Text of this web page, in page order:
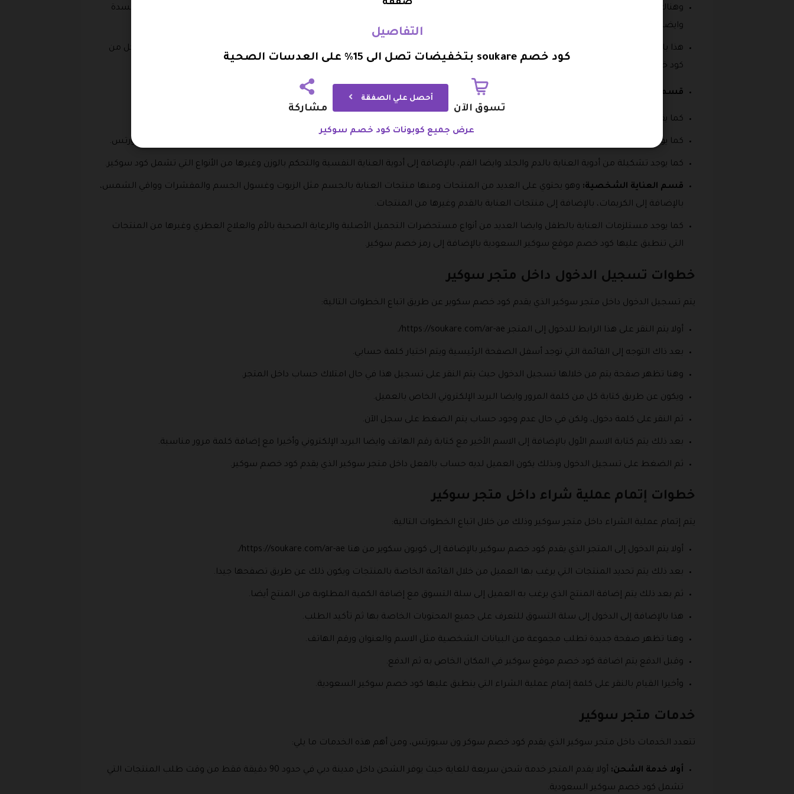
وهناك أيضا في هذا القسم المكملات الغذائية ومنها إنزيمات الهضم والبيوتين، وشاي الأعشاب بالإضافة إلى زيت السمك الأوميغا ومضادات الأكسدة
وايضا جميع منتجات النحل.
هذا بالإضافة إلى وجود الأعشاب الطبيعية مثل الكركم و عشبة الحلبة وزيت زهرة الربيع مكملات الثوم والعديد من المنتجات الأخرى التي يشملها كل من
كود خصم تطبيق سوكير 2026 بالإضافة إلى كوبون خصم سوكير.
قسم الصيدلية: وهو من أضخم الأقسام داخل المتجر الذي يقدم كود خصم سوكير، حيث يحتوي على جميع المستلزمات الطبية.
كما يقدم أدوية الضغط والسكر و السعال وادوية القلب والعظام.
كما يوجد أيضا الإسعافات الأولية وأدوية مقاومة العدوى، وادوية القدم والعناية بالشعر وغيرها من المنتجات التي تشمل كود خصم سوكر ون سبورتس.
كما يوجد تشكيلة من أدوية العناية بالدم والجلد وايضا الفم، بالإضافة إلى أدوية العناية النفسية والتحكم بالوزن وغيرها من الأنواع التي تشمل كود سوكير.
قسم العناية الشخصية: وهو يحتوي على العديد من المنتجات ومنها منتجات العناية بالجسم مثل الزيوت وغسول الجسم والمقشرات وواقي الشمس،
بالإضافة إلى الكريمات، بالإضافة إلى منتجات العناية بالقدم وغيرها من المنتجات.
كما يوجد مستلزمات العناية بالطفل وايضا العديد من أنواع مستحضرات التجميل الأصلية والرعاية الصحية بالأم والعلاج العطري وغيرها من المنتجات
التي تنطبق عليها كود خصم موقع سوكير السعودية بالإضافة إلى رمز خصم سوكير.
خطوات تسجيل الدخول داخل متجر سوكير
يتم تسجيل الدخول داخل متجر سوكير الذي يقدم كود خصم سكوير عن طريق اتباع الخطوات التالية:
أولا يتم النقر على هذا الرابط للدخول إلى المتجر https://soukare.com/ar-ae/.
بعد ذاك التوجه إلى القائمة التي توجد أسفل الصفحة الرئيسية ويتم اختيار كلمة حسابي.
وهنا تظهر صفحة يتم من خلالها تسجيل الدخول حيث يتم النقر على تسجيل هذا في حال امتلاك حساب داخل المتجر.
ويكون عن طريق كتابة كل من كلمة المرور وايضا البريد الإلكتروني الخاص بالعميل.
ثم النقر على كلمة دخول، ولكن في حال عدم وجود حساب يتم الضغط على سجل الآن.
بعد ذلك يتم كتابة الاسم الأول بالإضافة إلى الاسم الأخير مع كتابة رقم الهاتف وايضا البريد الإلكتروني وأخيرا مع إضافة كلمة مرور مناسبة.
ثم الضغط على تسجيل الدخول وبذلك يكون العميل لديه حساب بالفعل داخل متجر سوكير الذي يقدم كود خصم سوكير.
خطوات إتمام عملية شراء داخل متجر سوكير
يتم إتمام عملية الشراء داخل متجر سوكير وذلك من خلال اتباع الخطوات التالية:
أولا يتم الدخول إلى المتجر الذي يقدم كود خصم سوكير بالإضافة إلى كوبون سكوير من هنا https://soukare.com/ar-ae/.
بعد ذلك يتم تحديد المنتجات التي يرغب بها العميل من خلال القائمة الخاصة بالمنتجات ويكون ذلك عن طريق تصفحها جيدا.
ثم بعد ذلك يتم إضافة المنتج الذي يرغب به العميل إلى سلة التسوق مع إضافة الكمية المطلوبة من المنتج أيضا.
هذا بالإضافة إلى الدخول إلى سلة التسوق للتعرف على جميع المحتويات الخاصة بها ثم تأكيد الطلب.
وهنا تظهر صفحة جديدة تطلب مجموعة من البيانات الشخصية مثل الاسم والعنوان ورقم الهاتف.
وقبل الدفع يتم اضافة كود خصم موقع سوكير في المكان الخاص به ثم الدفع.
وأخيرا القيام بالنقر على كلمة إتمام عملية الشراء التي ينطبق عليها كود خصم سوكير السعودية.
خدمات متجر سوكير
تتعدد الخدمات داخل متجر سوكير الذي يقدم كود خصم سوكر ون سبورتس، ومن أهم هذه الخدمات ما يلي:
أولا خدمة الشحن:
أولا يقدم المتجر خدمة شحن سريعة للغاية حيث يوفر الشحن داخل مدينة دبي في حدود 90 دقيقة فقط من وقت طلب المنتجات التي
تشمل كود خصم سوكير السعودية.
التفاصيل
كود خصم soukare بتخفيضات تصل الى 15% على العدسات الصحية
تسوق الآن
أحصل علي الصفقة
مشاركة
عرض جميع كوبونات كود خصم سوكير